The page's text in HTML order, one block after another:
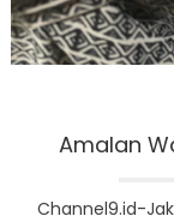
Amalan
Channel9.id-